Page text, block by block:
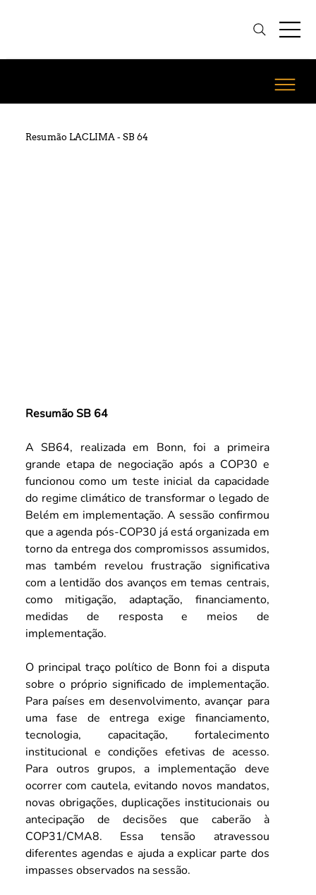
Resumão LACLIMA - SB 64
Resumão SB 64
A SB64, realizada em Bonn, foi a primeira
grande etapa de negociação após a COP30 e
funcionou como um teste inicial da capacidade
do regime climático de transformar o legado de
Belém em implementação. A sessão confirmou
que a agenda pós-COP30 já está organizada em
torno da entrega dos compromissos assumidos,
mas também revelou frustração significativa
com a lentidão dos avanços em temas centrais,
como mitigação, adaptação, financiamento,
medidas de resposta e meios de
implementação.
O principal traço político de Bonn foi a disputa
sobre o próprio significado de implementação.
Para países em desenvolvimento, avançar para
uma fase de entrega exige financiamento,
tecnologia, capacitação, fortalecimento
institucional e condições efetivas de acesso.
Para outros grupos, a implementação deve
ocorrer com cautela, evitando novos mandatos,
novas obrigações, duplicações institucionais ou
antecipação de decisões que caberão à
COP31/CMA8. Essa tensão atravessou
diferentes agendas e ajuda a explicar parte dos
impasses observados na sessão.